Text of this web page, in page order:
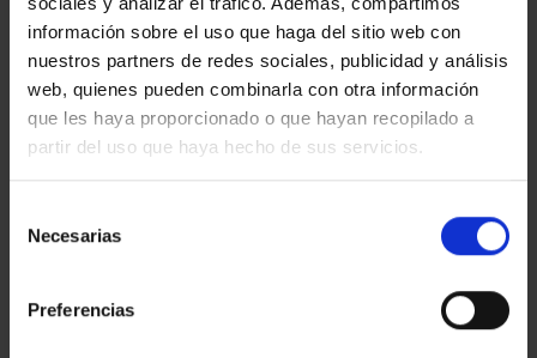
información sobre el uso que haga del sitio web con
nuestros partners de redes sociales, publicidad y análisis
web, quienes pueden combinarla con otra información
que les haya proporcionado o que hayan recopilado a
partir del uso que haya hecho de sus servicios.
Necesarias
Preferencias
discos de láminas de
fieltro, tipo FG27, 125
mm, D5H40
249
922
1
245
642
pasta de pulir
WENDT RED
999
024
024
pasta de pulir
999